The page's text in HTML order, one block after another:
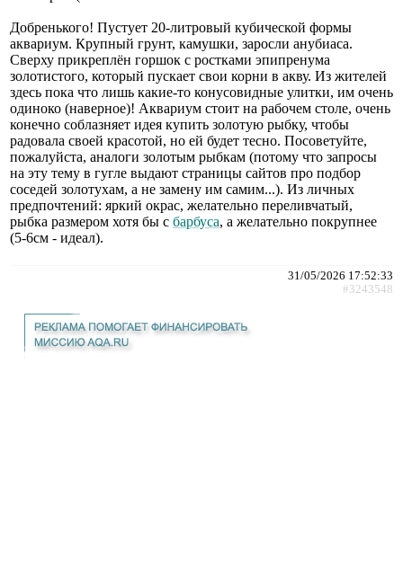
Добренького! Пустует 20-литровый кубической формы
аквариум. Крупный грунт, камушки, заросли анубиаса.
Сверху прикреплён горшок с ростками эпипренума
золотистого, который пускает свои корни в акву. Из жителей
здесь пока что лишь какие-то конусовидные улитки, им очень
одиноко (наверное)! Аквариум стоит на рабочем столе, очень
конечно соблазняет идея купить золотую рыбку, чтобы
радовала своей красотой, но ей будет тесно. Посоветуйте,
пожалуйста, аналоги золотым рыбкам (потому что запросы
на эту тему в гугле выдают страницы сайтов про подбор
соседей золотухам, а не замену им самим...). Из личных
предпочтений: яркий окрас, желательно переливчатый,
рыбка размером хотя бы с барбуса, а желательно покрупнее
(5-6см - идеал).
31/05/2026 17:52:33
#3243548